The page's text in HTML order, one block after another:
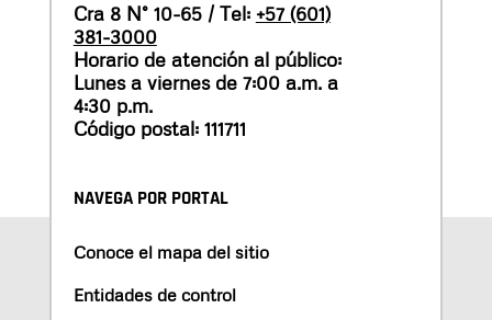
Cra 8 N° 10-65 / Tel: +57 (601)
381-3000
Horario de atención al público:
Lunes a viernes de 7:00 a.m. a
4:30 p.m.
Código postal: 111711
NAVEGA POR PORTAL
Conoce el mapa del sitio
Entidades de control